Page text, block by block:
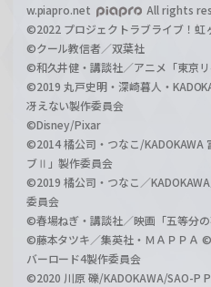
w.piapro.net
All rights
©2022 プロジェクトラブライブ！虹
©クール教信者／双葉社
©和久井健・講談社／アニメ「東京
©2019 丸戸史明・深崎暮人・
冴えない製作委員会
©Disney/Pixar
©2014 橘公司・つなこ/KADOKAWA
ブⅡ」製作委員会
©2019 橘公司・つなこ／
委員会
©春場ねぎ・講談社／映画「五等分
©藤本タツキ／集英社・ＭＡＰＰＡ
バーロード4製作委員会
©2020 川原 礫/KADOKAWA/SAO-P